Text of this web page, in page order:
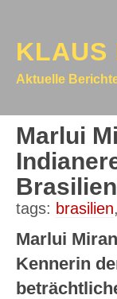
KLAUS
Aktuelle
Marlui
tags: brasilien,
Marlui
Kennerin